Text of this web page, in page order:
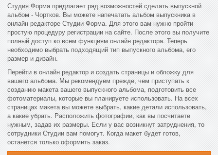
Студия Форма предлагает ряд возможностей сделать выпускной
альбом - Чортков. Вы можете напечатать альбом выпускника в
онлайн редакторе Студии Форма. Для этого вам нужно пройти
простую процедуру регистрации на сайте. После этого вы получите
полный доступ ко всем функциям онлайн редактора. Теперь
необходимо выбрать подходящий тип выпускного альбома, его
размер и дизайн.
Перейти в онлайн редактор и создать страницы и обложку для
вашего альбома. Мы рекомендуем прежде, чем приступать к
созданию макета вашего выпускного альбома, подготовить все
фотоматериалы, которые вы планируете использовать. На всех
страницах макета вы можете выбрать, какие детали использовать,
а какие убрать. Расположить фотографии, как вы посчитаете
нужным, задав их размеры. Если у вас возникнут затруднения, то
сотрудники Студии вам помогут. Когда макет будет готов,
останется только оформить заказ.